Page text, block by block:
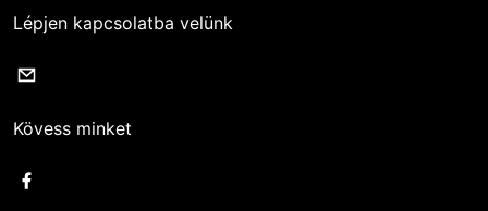
Lépjen kapcsolatba velünk
Kövess minket